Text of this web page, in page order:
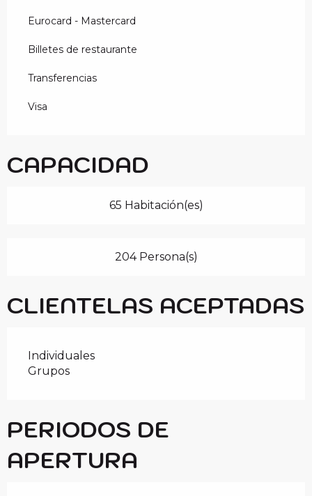
Eurocard - Mastercard
Billetes de restaurante
Transferencias
Visa
CAPACIDAD
65 Habitación(es)
204 Persona(s)
CLIENTELAS ACEPTADAS
Individuales
Grupos
PERIODOS DE
APERTURA